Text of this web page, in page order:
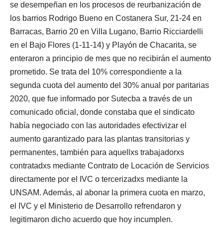
se desempeñan en los procesos de reurbanización de
los barrios Rodrigo Bueno en Costanera Sur, 21-24 en
Barracas, Barrio 20 en Villa Lugano, Barrio Ricciardelli
en el Bajo Flores (1-11-14) y Playón de Chacarita, se
enteraron a principio de mes que no recibirán el aumento
prometido. Se trata del 10% correspondiente a la
segunda cuota del aumento del 30% anual por paritarias
2020, que fue informado por Sutecba a través de un
comunicado oficial, donde constaba que el sindicato
había negociado con las autoridades efectivizar el
aumento garantizado para las plantas transitorias y
permanentes, también para aquellxs trabajadorxs
contratadxs mediante Contrato de Locación de Servicios
directamente por el IVC o tercerizadxs mediante la
UNSAM. Además, al abonar la primera cuota en marzo,
el IVC y el Ministerio de Desarrollo refrendaron y
legitimaron dicho acuerdo que hoy incumplen.